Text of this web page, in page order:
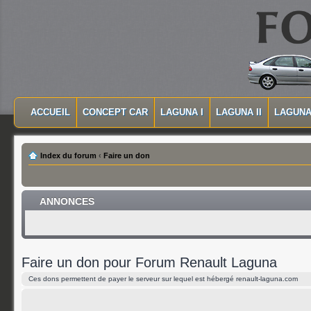
MENU PRINCIPAL
ACCUEIL CONCEPT CAR LAGUNA I LAGUNA II
Index du forum ‹ Faire un don
ANNONCES
Faire un don pour Forum Renault Laguna
Ces dons permettent de payer le serveur sur lequel est hébergé renault-laguna.com